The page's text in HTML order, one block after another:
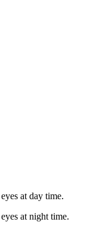
at day time.
at night time.